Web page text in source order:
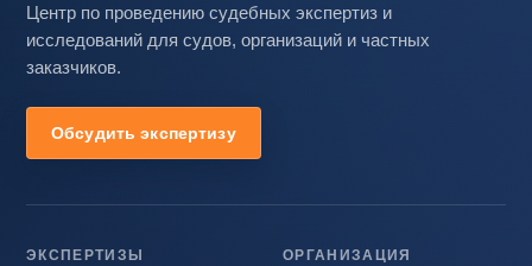
Центр по проведению судебных экспертиз и
исследований для судов, организаций и частных
заказчиков.
Обсудить экспертизу
ЭКСПЕРТИЗЫ ОРГАНИЗАЦИЯ